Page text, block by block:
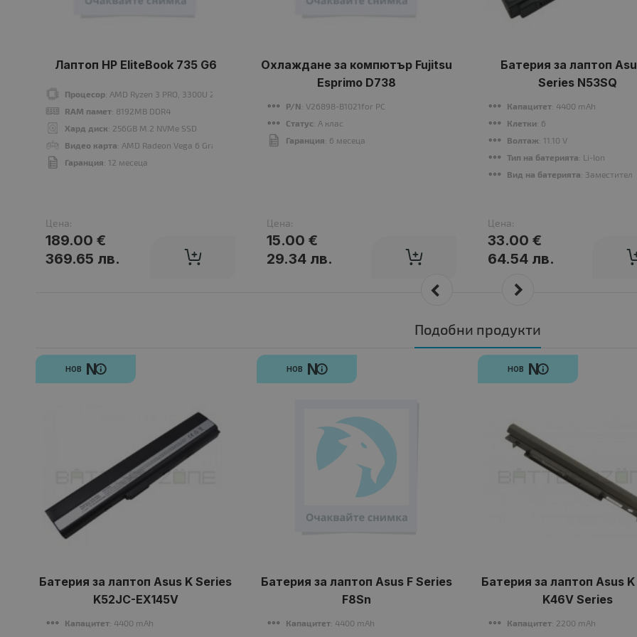
Лаптоп HP EliteBook 735 G6
Процесор: AMD Ryzen 3 PRO, 3300U 2100MHz 4MB
RAM памет: 8192MB DDR4
Хард диск: 256GB M.2 NVMe SSD
Видео карта: AMD Radeon Vega 6 Graphics
Гаранция: 12 месеца
Цена:
189.00 €
369.65 лв.
Охлаждане за компютър Fujitsu
Esprimo D738
P/N: V26898-B1021for PC
Статус: A клас
Гаранция: 6 месеца
Цена:
15.00 €
29.34 лв.
Батерия за лаптоп
Series N53SQ
Капацитет: 4400 mAh
Клетки: 6
Волтаж: 11.10 V
Тип на батерията: Li-Ion
Вид на батерията: Заместител
Цена:
33.00 €
64.54 лв.
Подобни продукти
НОВ N
Батерия за лаптоп Asus K Series
K52JC-EX145V
Капацитет: 4400 mAh
НОВ N
Батерия за лаптоп Asus F Series
F8Sn
Капацитет: 4400 mAh
НОВ N
Батерия за лаптоп Asus
K46V Series
Капацитет: 2200 mAh